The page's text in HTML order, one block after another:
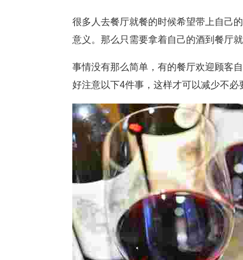
很多人去餐厅就餐的时候希望带上自己
意义。那么只需要拿着自己的酒到餐厅
事情没有那么简单，有的餐厅欢迎顾客
好注意以下4件事，这样才可以减少不必